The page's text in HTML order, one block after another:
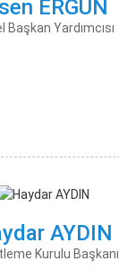
ERGUN
Başkan Yardımcısı
AYDIN
Kurulu Başkanı